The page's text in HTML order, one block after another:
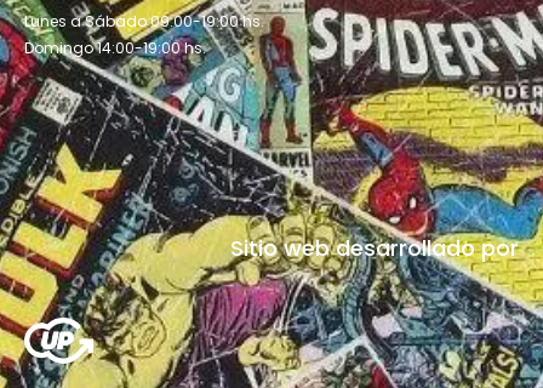
Lunes a Sábado 09:00-19:00 hs.
Domingo 14:00-19:00 hs.
Sitio web desarrollado por